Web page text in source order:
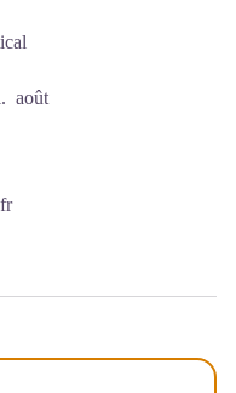
août